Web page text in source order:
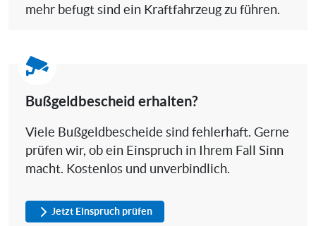
mehr befugt sind ein Kraftfahrzeug zu führen.
Bußgeldbescheid erhalten?
Viele Bußgeldbescheide sind fehlerhaft. Gerne
prüfen wir, ob ein Einspruch in Ihrem Fall Sinn
macht. Kostenlos und unverbindlich.
Jetzt Einspruch prüfen